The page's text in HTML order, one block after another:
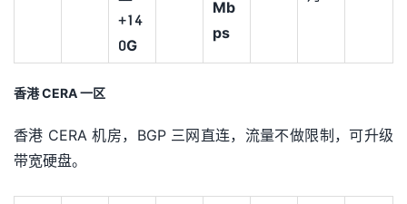
+14
0G
Mb
ps
香港 CERA 一区
香港 CERA 机房，BGP 三网直连，流量不做限制，可升级
带宽硬盘。